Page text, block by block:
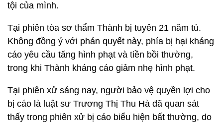
tội của mình.
Tại phiên tòa sơ thẩm Thành bị tuyên 21 năm tù.
Không đồng ý với phán quyết này, phía bị hại kháng
cáo yêu cầu tăng hình phạt và tiền bồi thường,
trong khi Thành kháng cáo giảm nhẹ hình phạt.
Tại phiên xử sáng nay, người bảo vệ quyền lợi cho
bị cáo là luật sư Trương Thị Thu Hà đã quan sát
thấy trong phiên xử bị cáo biểu hiện bất thường, do